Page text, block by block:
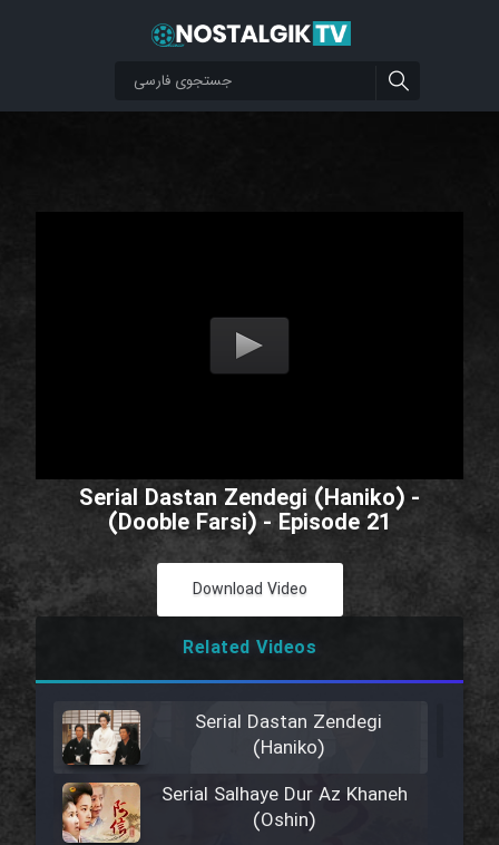
Serial Dastan Zendegi (Haniko) -
(Dooble Farsi) - Episode 21
Download Video
Related Videos
Serial Dastan Zendegi
(Haniko)
Serial Salhaye Dur Az Khaneh
(Oshin)